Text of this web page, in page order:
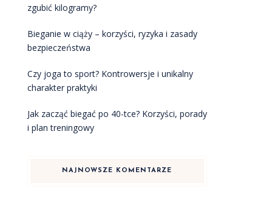
zgubić kilogramy?
Bieganie w ciąży – korzyści, ryzyka i zasady
bezpieczeństwa
Czy joga to sport? Kontrowersje i unikalny
charakter praktyki
Jak zacząć biegać po 40-tce? Korzyści, porady
i plan treningowy
NAJNOWSZE KOMENTARZE